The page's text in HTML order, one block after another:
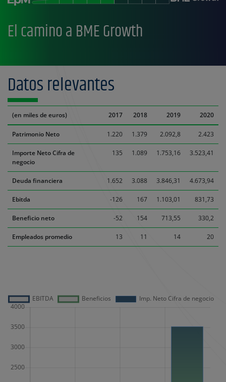
El camino a BME Growth
Datos relevantes
(en miles de euros) 2017 2018 2019 2020
Patrimonio Neto 1.220 1.379 2.092,8 2.423
Importe Neto Cifra de
negocio
135 1.089 1.753,16 3.523,41
Deuda financiera 1.652 3.088 3.846,31 4.673,94
Ebitda -126 167 1.103,01 831,73
Beneficio neto -52 154 713,55 330,2
Empleados promedio 13 11 14 20